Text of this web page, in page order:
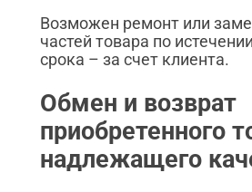
Возможен ремонт или
частей товара по
срока – за счет клиента.
Обмен и возврат
приобретенного
надлежащего